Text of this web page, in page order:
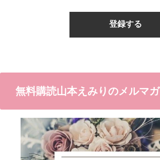
無料購読山本えみりのメルマガ